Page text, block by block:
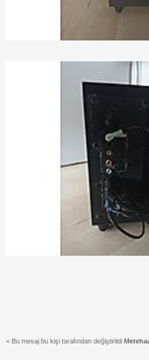
< Bu mesaj bu kişi tarafından değiştirildi